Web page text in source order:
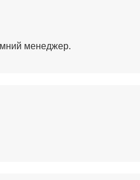
менеджер.